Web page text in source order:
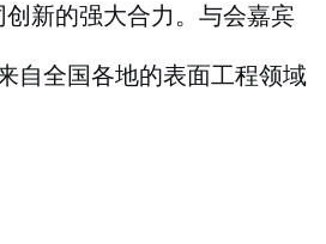
新的强大合力。与会嘉宾
自全国各地的表面工程领域